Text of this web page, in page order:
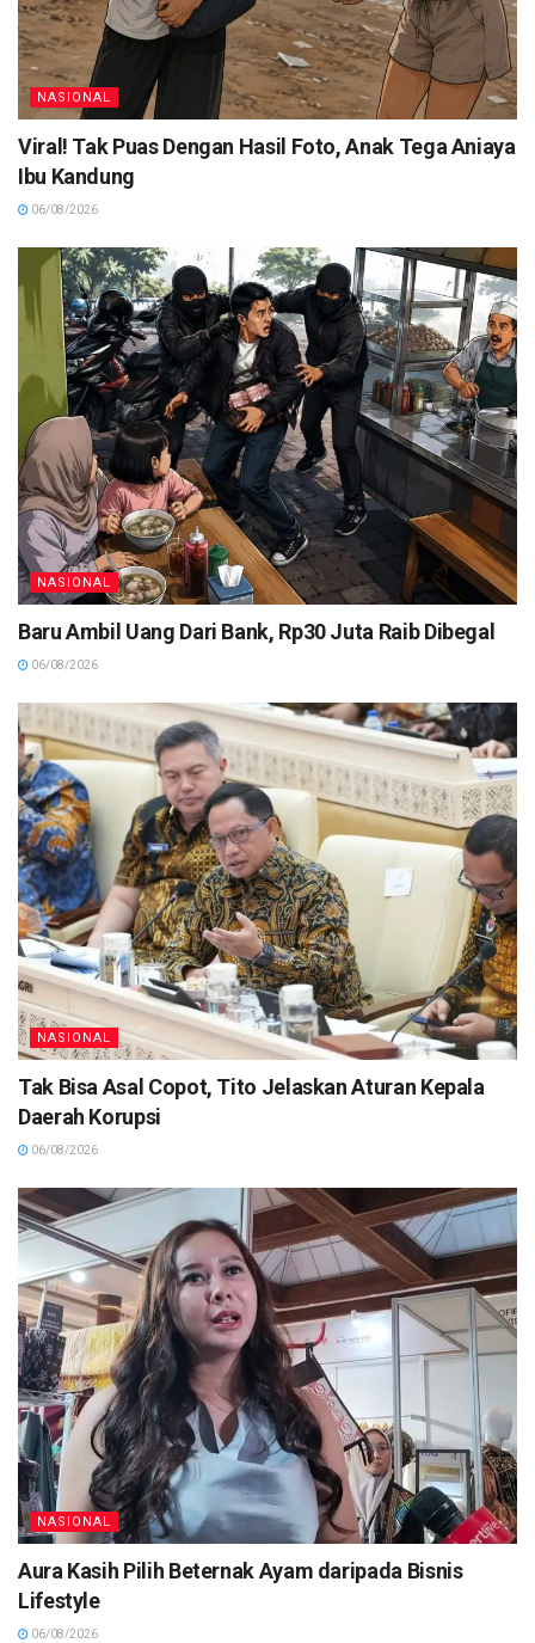
NASIONAL
Viral! Tak Puas Dengan Hasil Foto, Anak Tega Aniaya
Ibu Kandung
06/08/2026
NASIONAL
Baru Ambil Uang Dari Bank, Rp30 Juta Raib Dibegal
06/08/2026
NASIONAL
Tak Bisa Asal Copot, Tito Jelaskan Aturan Kepala
Daerah Korupsi
06/08/2026
NASIONAL
Aura Kasih Pilih Beternak Ayam daripada Bisnis
Lifestyle
06/08/2026